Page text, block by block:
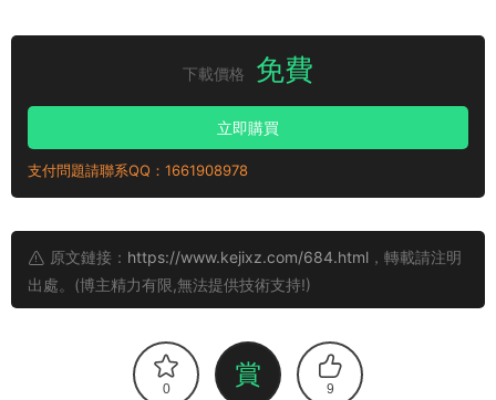
下載價格 免費
立即購買
支付問題請聯系QQ：1661908978
原文鏈接： https://www.kejixz.com/684.html ，轉載請注明
出處。(博主精力有限,無法提供技術支持!)
0 賞 9